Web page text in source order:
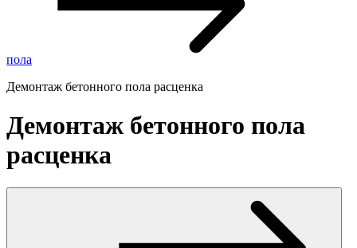
пола
Демонтаж бетонного пола расценка
Демонтаж бетонного пола
расценка